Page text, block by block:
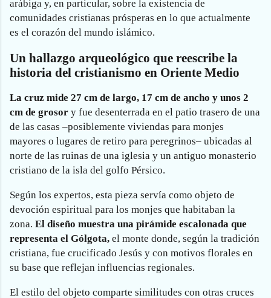
arábiga y, en particular, sobre la existencia de
comunidades cristianas prósperas en lo que actualmente
es el corazón del mundo islámico.
Un hallazgo arqueológico que reescribe la
historia del cristianismo en Oriente Medio
La cruz mide 27 cm de largo, 17 cm de ancho y unos 2
cm de grosor y fue desenterrada en el patio trasero de una
de las casas –posiblemente viviendas para monjes
mayores o lugares de retiro para peregrinos– ubicadas al
norte de las ruinas de una iglesia y un antiguo monasterio
cristiano de la isla del golfo Pérsico.
Según los expertos, esta pieza servía como objeto de
devoción espiritual para los monjes que habitaban la
zona. El diseño muestra una pirámide escalonada que
representa el Gólgota, el monte donde, según la tradición
cristiana, fue crucificado Jesús y con motivos florales en
su base que reflejan influencias regionales.
El estilo del objeto comparte similitudes con otras cruces